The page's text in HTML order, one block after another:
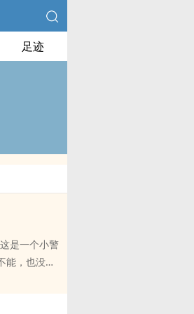
足迹
能，也没有